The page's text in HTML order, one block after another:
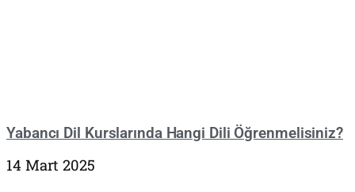
Yabancı Dil Kurslarında Hangi Dili Öğrenmelisiniz?
14 Mart 2025